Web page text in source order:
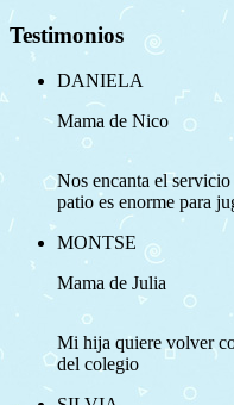
Testimonios
DANIELA
Mama de Nico
Nos encanta el
patio es enorme para
MONTSE
Mama de Julia
Mi hija quiere volver
del colegio